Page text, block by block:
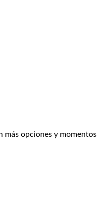
más opciones y momentos